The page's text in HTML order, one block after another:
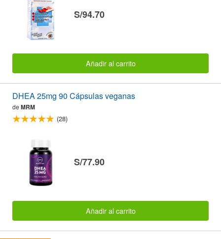
S/94.70
Añadir al carrito
DHEA 25mg 90 Cápsulas veganas
de MRM
(28)
S/77.90
Añadir al carrito